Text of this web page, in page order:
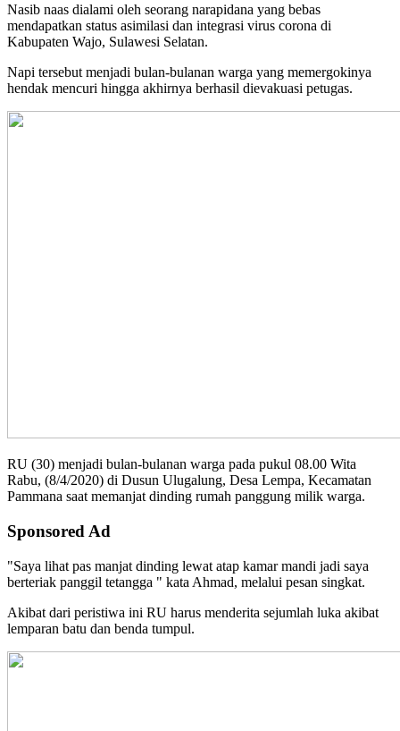
Nasib naas dialami oleh seorang narapidana yang bebas
mendapatkan status asimilasi dan integrasi virus corona di
Kabupaten Wajo, Sulawesi Selatan.
Napi tersebut menjadi bulan-bulanan warga yang memergokinya
hendak mencuri hingga akhirnya berhasil dievakuasi petugas.
RU (30) menjadi bulan-bulanan warga pada pukul 08.00 Wita
Rabu, (8/4/2020) di Dusun Ulugalung, Desa Lempa, Kecamatan
Pammana saat memanjat dinding rumah panggung milik warga.
Sponsored Ad
"Saya lihat pas manjat dinding lewat atap kamar mandi jadi saya
berteriak panggil tetangga " kata Ahmad, melalui pesan singkat.
Akibat dari peristiwa ini RU harus menderita sejumlah luka akibat
lemparan batu dan benda tumpul.